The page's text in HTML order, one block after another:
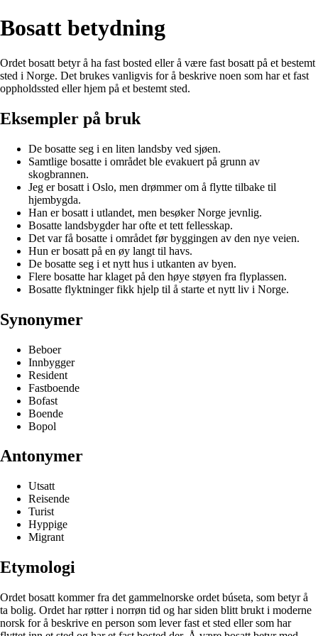
Bosatt betydning
Ordet bosatt betyr å ha fast bosted eller å være fast bosatt på et bestemt
sted i Norge. Det brukes vanligvis for å beskrive noen som har et fast
oppholdssted eller hjem på et bestemt sted.
Eksempler på bruk
De bosatte seg i en liten landsby ved sjøen.
Samtlige bosatte i området ble evakuert på grunn av
skogbrannen.
Jeg er bosatt i Oslo, men drømmer om å flytte tilbake til
hjembygda.
Han er bosatt i utlandet, men besøker Norge jevnlig.
Bosatte landsbygder har ofte et tett fellesskap.
Det var få bosatte i området før byggingen av den nye veien.
Hun er bosatt på en øy langt til havs.
De bosatte seg i et nytt hus i utkanten av byen.
Flere bosatte har klaget på den høye støyen fra flyplassen.
Bosatte flyktninger fikk hjelp til å starte et nytt liv i Norge.
Synonymer
Beboer
Innbygger
Resident
Fastboende
Bofast
Boende
Bopol
Antonymer
Utsatt
Reisende
Turist
Hyppige
Migrant
Etymologi
Ordet bosatt kommer fra det gammelnorske ordet búseta, som betyr å
ta bolig. Ordet har røtter i norrøn tid og har siden blitt brukt i moderne
norsk for å beskrive en person som lever fast et sted eller som har